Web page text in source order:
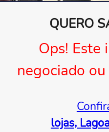
QUERO
Ops! Este
negociado
lojas,